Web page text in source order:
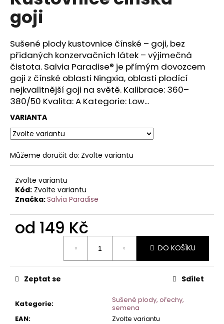
z
5
hvězdiček.
goji
Sušené plody kustovnice čínské – goji, bez
přidaných konzervačních látek – výjimečná
čistota. Salvia Paradise® je přímým dovozcem
goji z čínské oblasti Ningxia, oblasti plodící
nejkvalitnější goji na světě. Kalibrace: 360–
380/50 Kvalita: A Kategorie: Low...
VARIANTA
Můžeme doručit do: Zvolte variantu
Zvolte variantu
Kód: Zvolte variantu
Značka:Salvia Paradise
od 149 Kč
DO KOŠÍKU
Kategorie:
Sušené plody, ořechy,
semena
EAN: Zvolte variantu
Zeptat se Sdílet
a
j
í
t
?
D
p
o
u
č
m
e